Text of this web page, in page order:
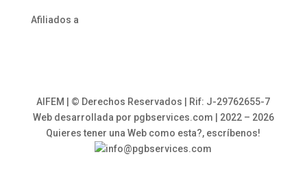
Afiliados a
AIFEM | © Derechos Reservados | Rif: J-29762655-7
Web desarrollada por pgbservices.com | 2022 – 2026
Quieres tener una Web como esta?, escríbenos!
info@pgbservices.com